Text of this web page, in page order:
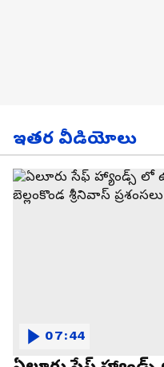
ఇతర వీడియోలు
07:44